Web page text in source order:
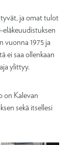
ja omat tulot
eläkeuudistuksen
vuonna 1975 ja
ei saa ollenkaan
ylittyy.
on Kalevan
sekä itsellesi